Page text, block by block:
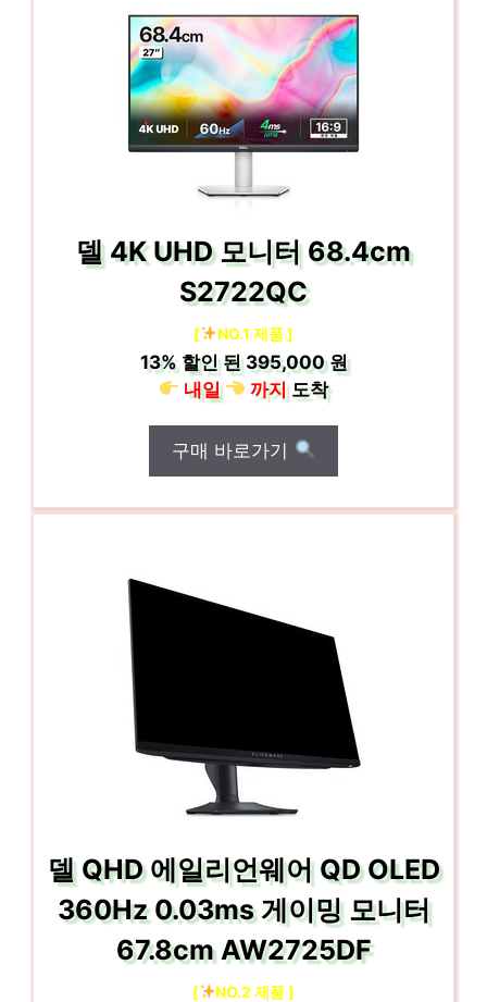
델 4K UHD 모니터 68.4cm
S2722QC
[ NO.1 제품 ]
13%할인 된395,000 원
내일
까지도착
구매 바로가기
델 QHD 에일리언웨어 QD OLED
360Hz 0.03ms 게이밍 모니터
67.8cm AW2725DF
[ NO.2 제품 ]